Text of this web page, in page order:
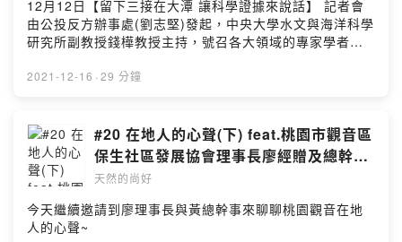
論，只會讓台灣陷入一個理盲的社會。二、對於藻礁及藻
礁生態，應該以「大時間尺度」、「大空間尺度」的角度
來觀察，這是國際間對於環境保護、生態保育的思辨基
礎，由生態系與人做為出發點來討論、不應把單一的保護
已受到政府高度關注，也投入許多保育與研究資源；對待
大潭藻礁最好的方式，是有效的環境管理，中油公司若能
持續推動三接工程，應接受全民監督，以善盡管理人責任
與義務。四、建議民眾思考三接遷離公投案時，能夠從生
外推案，在藻礁保護、穩定供電、減煤減碳減空污應能兼
顧，且有立即成效。如果三接遷離大潭，藻礁也未必能零
12月12日【留下三接在大潭 讓科學證據來說話】 記者會
由公投反方辦事處(劉志堅)發起，中央大學水文與海洋科學
研究所副教授錢樺教授主持，號召各大領域的專家學者，
會研究員黃守忠中研院生物多樣性研究中心前研究員謝蕙
洋科學研究所所長：黃志誠4.供電、空汚(能源轉型)：台灣
大學生物產業機電工程學系前教授謝志誠台大兼任助理教
授趙家緯中興大學環工系教授莊秉潔（視訊連線）以及中
華民國船長公會理事長黃玉輝共同發表支持三接的聲明，
讓我們來聽聽看老師們對三接的看法~
2021-12-16 · 29 分鐘
#20 在地人的心聲(下) feat.桃園市觀音區
保生社區發展協會理事長廖經贈及總幹事
黃秀娥
天然的尚好
今天繼續邀請到廖理事長與黃總幹事來聊聊桃園觀音在地
人的心聲~